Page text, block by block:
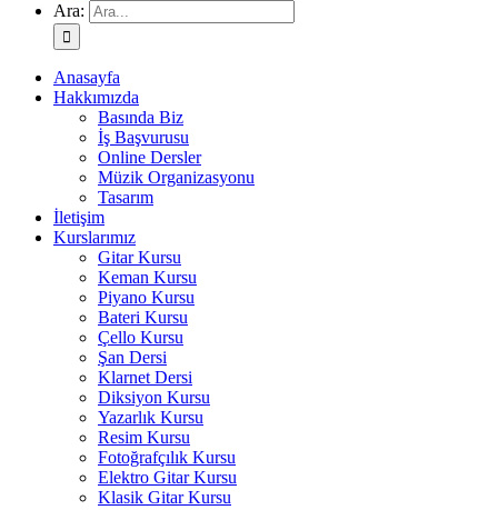
Ara:
Anasayfa
Hakkımızda
Basında Biz
İş Başvurusu
Online Dersler
Müzik Organizasyonu
Tasarım
İletişim
Kurslarımız
Gitar Kursu
Keman Kursu
Piyano Kursu
Bateri Kursu
Çello Kursu
Şan Dersi
Klarnet Dersi
Diksiyon Kursu
Yazarlık Kursu
Resim Kursu
Fotoğrafçılık Kursu
Elektro Gitar Kursu
Klasik Gitar Kursu